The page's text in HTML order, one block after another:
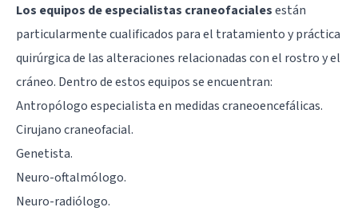
Los equipos de especialistas craneofacialesestán
particularmente cualificados para el tratamiento y práctica
quirúrgica de las alteraciones relacionadas con el rostro y el
cráneo. Dentro de estos equipos se encuentran:
Antropólogo especialista en medidas craneoencefálicas.
Cirujano craneofacial.
Genetista.
Neuro-oftalmólogo.
Neuro-radiólogo.